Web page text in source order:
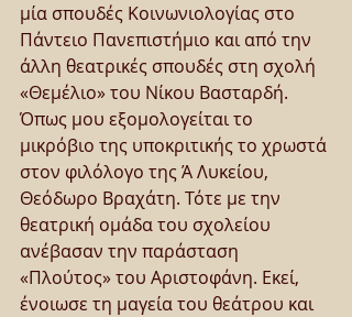
μία σπουδές Κοινωνιολογίας στο
Πάντειο Πανεπιστήμιο και από την
άλλη θεατρικές σπουδές στη σχολή
«Θεμέλιο» του Νίκου Βασταρδή.
Όπως μου εξομολογείται το
μικρόβιο της υποκριτικής το χρωστά
στον φιλόλογο της Ά Λυκείου,
Θεόδωρο Βραχάτη. Τότε με την
θεατρική ομάδα του σχολείου
ανέβασαν την παράσταση
«Πλούτος» του Αριστοφάνη. Εκεί,
ένοιωσε τη μαγεία του θεάτρου και